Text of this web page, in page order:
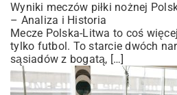
Wyniki meczów piłki nożnej
– Analiza i Historia
Mecze Polska-Litwa to coś
tylko futbol. To starcie dwóch
sąsiadów z bogatą, […]